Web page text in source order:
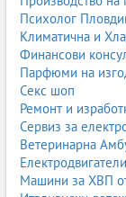
силни
препарати с
5. Препарати за
Формули за
спрейове с
амонячни
6. Препарати за
Психолог
Климатична и
Финансови
Парфюми на
Секс шоп
Ремонт и
Сервиз за
Ветеринарна
Машини за ХВП